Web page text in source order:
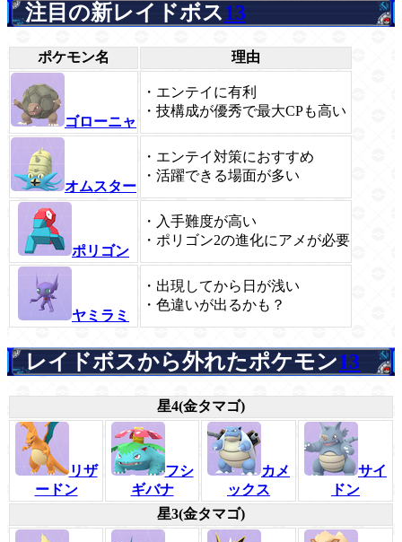
注目の新レイドボス13
ポケモン名 理由
ゴローニャ
・エンテイに有利
・技構成が優秀で最大CPも高い
オムスター
・エンテイ対策におすすめ
・活躍できる場面が多い
ポリゴン
・入手難度が高い
・ポリゴン2の進化にアメが必要
ヤミラミ
・出現してから日が浅い
・色違いが出るかも？
レイドボスから外れたポケモン13
星4(金タマゴ)
リザ
ードン
フシ
ギバナ
カメ
ックス
サイ
ドン
星3(金タマゴ)